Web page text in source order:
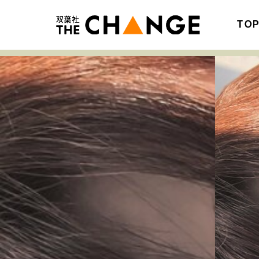
TOP
注目の記事テーマで探す
サイトの核・哲学